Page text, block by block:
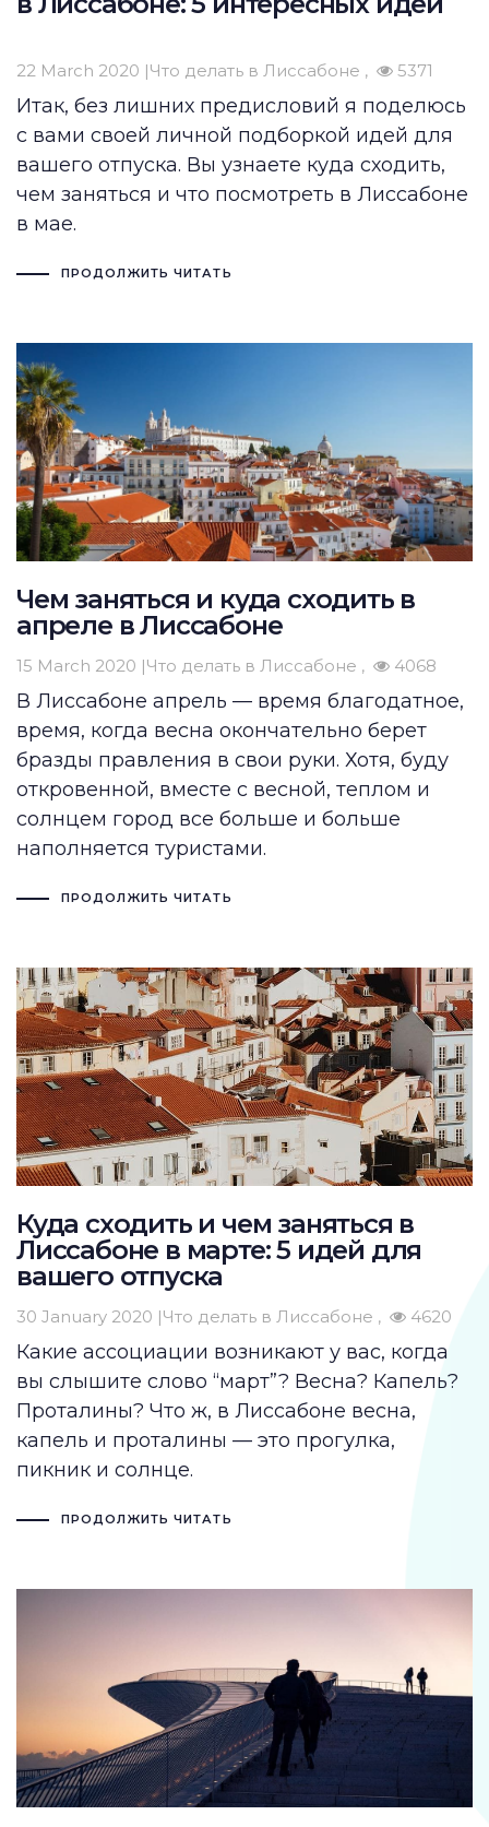
22 March 2020 |Что делать в Лиссабоне 5371
Итак, без лишних предисловий я поделюсь
с вами своей личной подборкой идей для
вашего отпуска. Вы узнаете куда сходить,
чем заняться и что посмотреть в Лиссабоне
в мае.
ПРОДОЛЖИТЬ ЧИТАТЬ
Чем заняться и куда сходить в
апреле в Лиссабоне
15 March 2020 |Что делать в Лиссабоне 4068
В Лиссабоне апрель — время благодатное,
время, когда весна окончательно берет
бразды правления в свои руки. Хотя, буду
откровенной, вместе с весной, теплом и
солнцем город все больше и больше
наполняется туристами.
ПРОДОЛЖИТЬ ЧИТАТЬ
Куда сходить и чем заняться в
Лиссабоне в марте: 5 идей для
вашего отпуска
30 January 2020 |Что делать в Лиссабоне 4620
Какие ассоциации возникают у вас, когда
вы слышите слово “март”? Весна? Капель?
Проталины? Что ж, в Лиссабоне весна,
капель и проталины — это прогулка,
пикник и солнце.
ПРОДОЛЖИТЬ ЧИТАТЬ